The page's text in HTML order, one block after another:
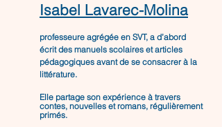
Isabel Lavarec-Molina
professeure agrégée en SVT, a d’abord
écrit des manuels scolaires et articles
pédagogiques avant de se consacrer à la
littérature.
Elle partage son expérience à travers
contes, nouvelles et romans, régulièrement
primés.